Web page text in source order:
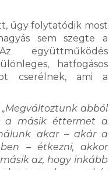
úgy folytatódik most
sem szegte a
együttműködés
hatfogásos
cserélnek, ami a
„Megváltoztunk abból
a másik éttermet a
akar – akár a
– étkezni, akkor
az, hogy inkább